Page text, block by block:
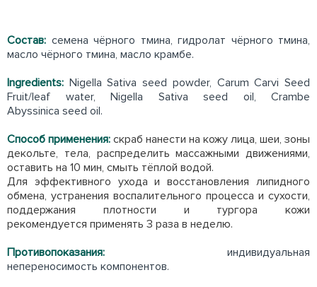
Состав: семена чёрного тмина, гидролат чёрного тмина,
масло чёрного тмина, масло крамбе.
Ingredients: Nigella Sativa seed powder, Carum Carvi Seed
Fruit/leaf water, Nigella Sativa seed oil, Crambe
Abyssinica seed oil.
Способ применения: скраб нанести на кожу лица, шеи, зоны
декольте, тела, распределить массажными движениями,
оставить на 10 мин, смыть тёплой водой.
Для эффективного ухода и восстановления липидного
обмена, устранения воспалительного процесса и сухости,
поддержания плотности и тургора кожи
рекомендуется применять 3 раза в неделю.
Противопоказания: индивидуальная
непереносимость компонентов.